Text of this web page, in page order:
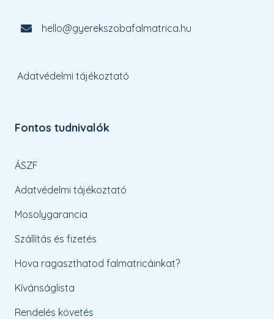
hello@gyerekszobafalmatrica.hu
Adatvédelmi tájékoztató
Fontos tudnivalók
ÁSZF
Adatvédelmi tájékoztató
Mosolygarancia
Szállítás és fizetés
Hova ragaszthatod falmatricáinkat?
Kívánságlista
Rendelés követés